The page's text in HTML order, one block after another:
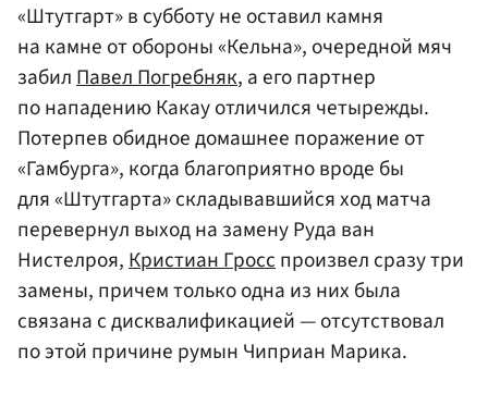
«Штутгарт» в субботу не оставил камня
на камне от обороны «Кельна», очередной мяч
забилПавел Погребняк, а его партнер
по нападению Какау отличился четырежды.
Потерпев обидное домашнее поражение от
«Гамбурга», когда благоприятно вроде бы
для «Штутгарта» складывавшийся ход матча
перевернул выход на замену Руда ван
Нистелроя,Кристиан Гросспроизвел сразу три
замены, причем только одна из них была
связана с дисквалификацией — отсутствовал
по этой причине румын Чиприан Марика.